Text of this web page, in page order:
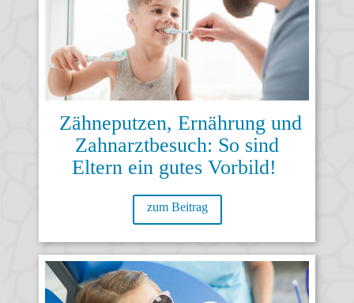
Zähneputzen, Ernährung und
Zahnarztbesuch: So sind
Eltern ein gutes Vorbild!
zum Beitrag